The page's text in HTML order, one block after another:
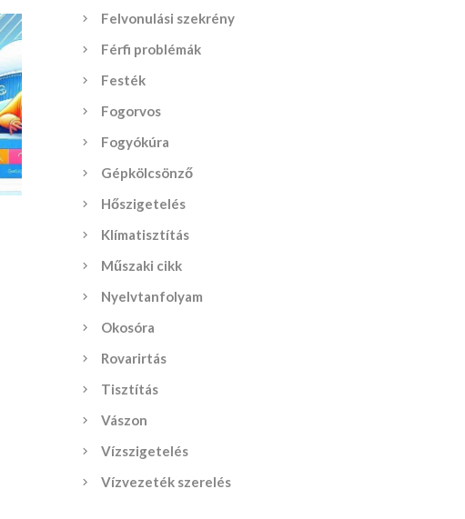
Felvonulási szekrény
Férfi problémák
Festék
Fogorvos
Fogyókúra
Gépkölcsönző
Hőszigetelés
Klímatisztítás
Műszaki cikk
Nyelvtanfolyam
Okosóra
Rovarirtás
Tisztítás
Vászon
Vízszigetelés
Vízvezeték szerelés